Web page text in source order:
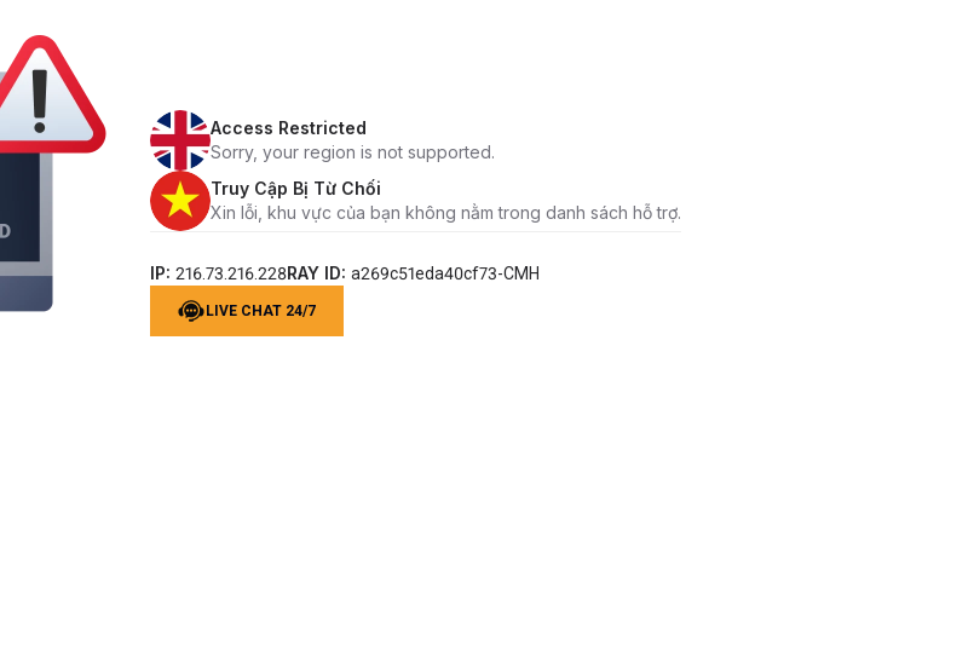
Access Restricted
Sorry, your region is not supported.
Truy Cập Bị Từ Chối
Xin lỗi, khu vực của bạn không nằm trong danh sách hỗ trợ.
IP: 216.73.216.228RAY ID: a269c51eda40cf73-CMH
LIVE CHAT 24/7